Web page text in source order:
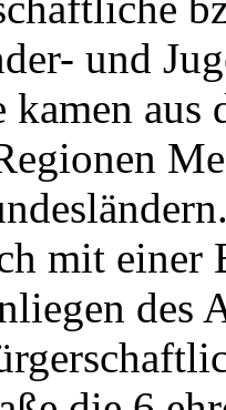
und
kamen
mit einer
des